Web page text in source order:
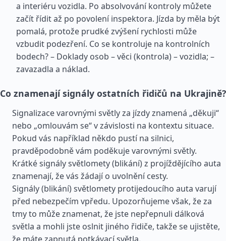
a interiéru vozidla. Po absolvování kontroly můžete
začít řídit až po povolení inspektora. Jízda by měla být
pomalá, protože prudké zvýšení rychlosti může
vzbudit podezření. Co se kontroluje na kontrolních
bodech? – Doklady osob – věci (kontrola) – vozidla; –
zavazadla a náklad.
Co znamenají signály ostatních řidičů na Ukrajině?
Signalizace varovnými světly za jízdy znamená „děkuji“
nebo „omlouvám se“ v závislosti na kontextu situace.
Pokud vás například někdo pustí na silnici,
pravděpodobně vám poděkuje varovnými světly.
Krátké signály světlomety (blikání) z projíždějícího auta
znamenají, že vás žádají o uvolnění cesty.
Signály (blikání) světlomety protijedoucího auta varují
před nebezpečím vpředu. Upozorňujeme však, že za
tmy to může znamenat, že jste nepřepnuli dálková
světla a mohli jste oslnit jiného řidiče, takže se ujistěte,